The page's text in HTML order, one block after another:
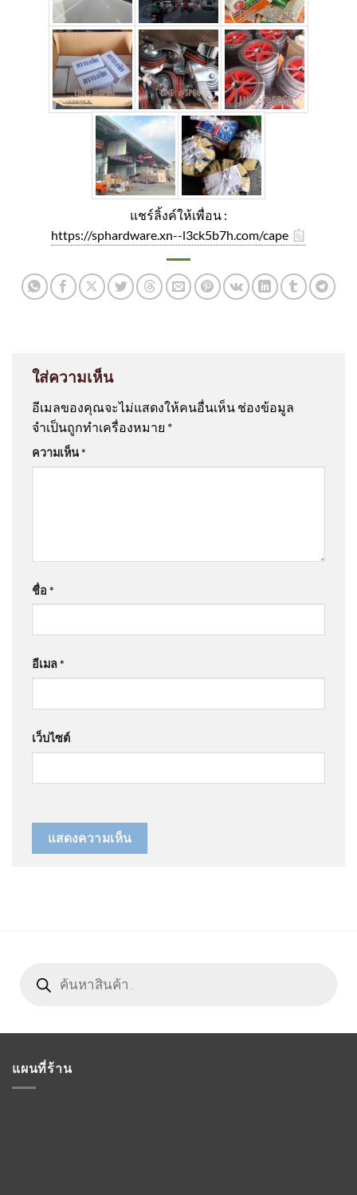
แชร์ลิ้งค์ให้เพื่อน :
https://sphardware.xn--l3ck5b7h.com/cape
ใส่ความเห็น
อีเมลของคุณจะไม่แสดงให้คนอื่นเห็น ช่องข้อมูล
จำเป็นถูกทำเครื่องหมาย *
ความเห็น*
ชื่อ *
อีเมล*
เว็บไซต์
search
แผนที่ร้าน